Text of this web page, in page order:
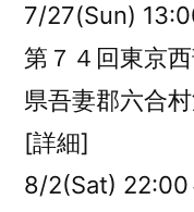
7/27(Sun)
第７４回東京
県吾妻郡六合村
[詳細]
8/2(Sat)